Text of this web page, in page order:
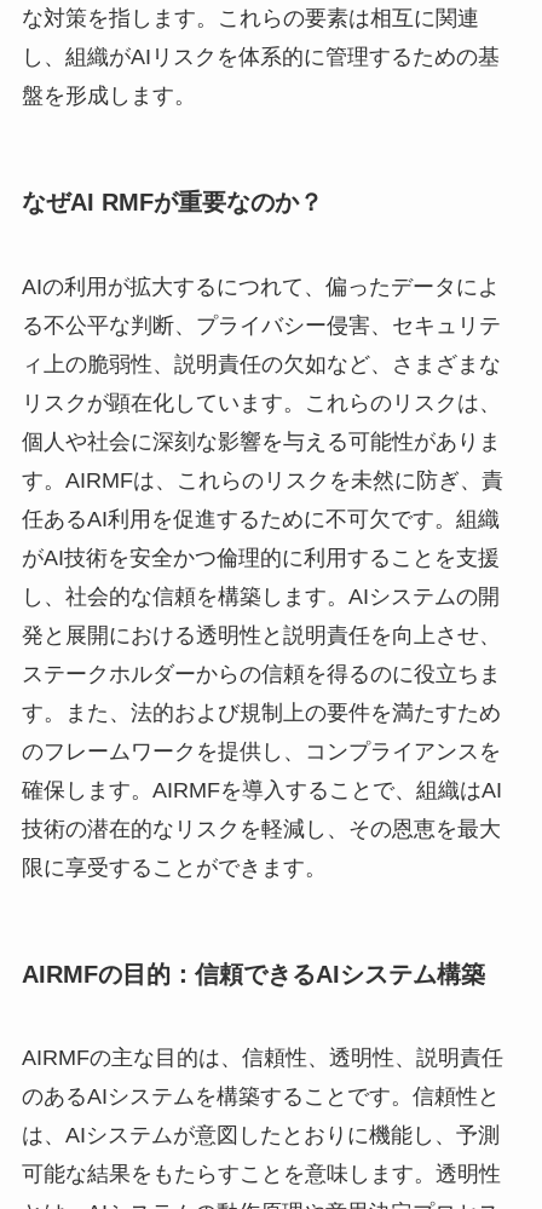
な対策を指します。これらの要素は相互に関連
し、組織がAIリスクを体系的に管理するための基
盤を形成します。
なぜAI RMFが重要なのか？
AIの利用が拡大するにつれて、偏ったデータによ
る不公平な判断、プライバシー侵害、セキュリテ
ィ上の脆弱性、説明責任の欠如など、さまざまな
リスクが顕在化しています。これらのリスクは、
個人や社会に深刻な影響を与える可能性がありま
す。AIRMFは、これらのリスクを未然に防ぎ、責
任あるAI利用を促進するために不可欠です。組織
がAI技術を安全かつ倫理的に利用することを支援
し、社会的な信頼を構築します。AIシステムの開
発と展開における透明性と説明責任を向上させ、
ステークホルダーからの信頼を得るのに役立ちま
す。また、法的および規制上の要件を満たすため
のフレームワークを提供し、コンプライアンスを
確保します。AIRMFを導入することで、組織はAI
技術の潜在的なリスクを軽減し、その恩恵を最大
限に享受することができます。
AIRMFの目的：信頼できるAIシステム構築
AIRMFの主な目的は、信頼性、透明性、説明責任
のあるAIシステムを構築することです。信頼性と
は、AIシステムが意図したとおりに機能し、予測
可能な結果をもたらすことを意味します。透明性